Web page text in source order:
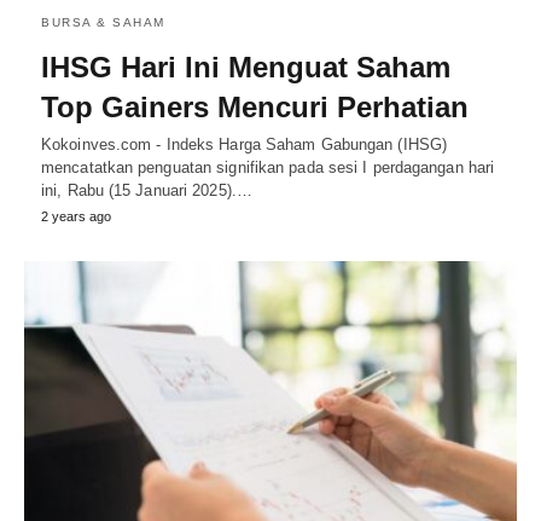
BURSA & SAHAM
IHSG Hari Ini Menguat Saham
Top Gainers Mencuri Perhatian
Kokoinves.com - Indeks Harga Saham Gabungan (IHSG)
mencatatkan penguatan signifikan pada sesi I perdagangan hari
ini, Rabu (15 Januari 2025).…
2 years ago